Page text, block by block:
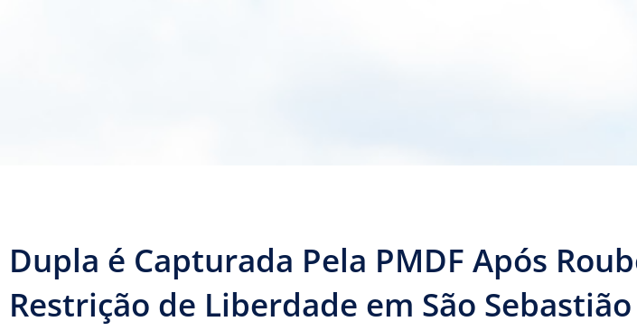
Dupla é Capturada Pela PMDF Após
Restrição de Liberdade em São Sebastião